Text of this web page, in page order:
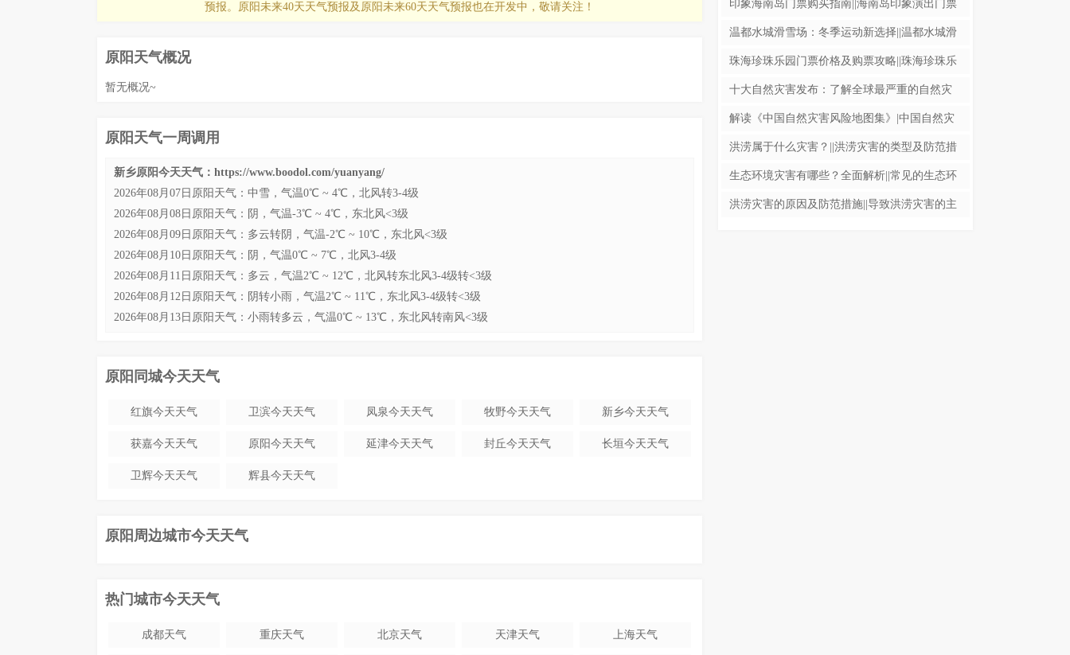
预报。原阳未来40天天气预报及原阳未来60天天气预报也在开发中，敬请关注！
原阳天气概况
暂无概况~
原阳天气一周调用
新乡原阳今天天气：https://www.boodol.com/yuanyang/
2026年08月07日原阳天气：中雪，气温0℃ ~ 4℃，北风转3-4级
2026年08月08日原阳天气：阴，气温-3℃ ~ 4℃，东北风<3级
2026年08月09日原阳天气：多云转阴，气温-2℃ ~ 10℃，东北风<3级
2026年08月10日原阳天气：阴，气温0℃ ~ 7℃，北风3-4级
2026年08月11日原阳天气：多云，气温2℃ ~ 12℃，北风转东北风3-4级转<3级
2026年08月12日原阳天气：阴转小雨，气温2℃ ~ 11℃，东北风3-4级转<3级
2026年08月13日原阳天气：小雨转多云，气温0℃ ~ 13℃，东北风转南风<3级
原阳同城今天天气
红旗今天天气 卫滨今天天气 凤泉今天天气 牧野今天天气 新乡今天天气
获嘉今天天气 原阳今天天气 延津今天天气 封丘今天天气 长垣今天天气
卫辉今天天气 辉县今天天气
原阳周边城市今天天气
热门城市今天天气
成都天气 重庆天气 北京天气 天津天气 上海天气
印象海南岛门票购买指南||海南岛印象演出门票
预订与优惠信息
温都水城滑雪场：冬季运动新选择||温都水城滑
雪场体验指南与游玩攻略
珠海珍珠乐园门票价格及购票攻略||珠海珍珠乐
园门票多少钱？最新票价和游玩指南
十大自然灾害发布：了解全球最严重的自然灾
难||十大自然灾害排名与影响分析：全球最严重
的自然灾害有哪些
解读《中国自然灾害风险地图集》|中国自然灾
害风险地图集的全面分析与应用
洪涝属于什么灾害？||洪涝灾害的类型及防范措
施
生态环境灾害有哪些？全面解析||常见的生态环
境灾害类型及影响分析
洪涝灾害的原因及防范措施||导致洪涝灾害的主